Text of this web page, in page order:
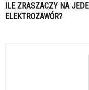
ILE ZRASZACZY NA
ELEKTROZAWÓR?